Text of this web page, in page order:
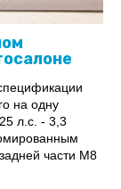
на одну
л.с. - 3,3
части M8